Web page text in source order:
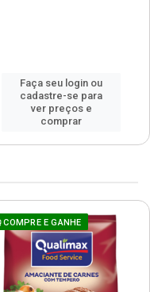
Faça seu login ou
cadastre-se para
ver preços e
comprar
COMPRE E GANHE